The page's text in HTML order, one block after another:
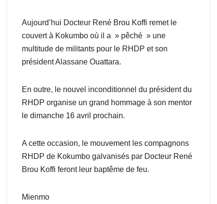
Aujourd’hui Docteur René Brou Koffi remet le
couvert à Kokumbo où il a » pêché » une
multitude de militants pour le RHDP et son
président Alassane Ouattara.
En outre, le nouvel inconditionnel du président du
RHDP organise un grand hommage à son mentor
le dimanche 16 avril prochain.
A cette occasion, le mouvement les compagnons
RHDP de Kokumbo galvanisés par Docteur René
Brou Koffi feront leur baptême de feu.
Mienmo